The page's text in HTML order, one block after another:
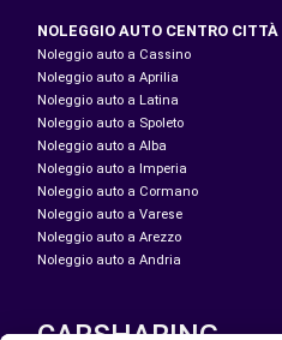
NOLEGGIO AUTO CENTRO CITTÀ
Noleggio auto a Cassino
Noleggio auto a Aprilia
Noleggio auto a Latina
Noleggio auto a Spoleto
Noleggio auto a Alba
Noleggio auto a Imperia
Noleggio auto a Cormano
Noleggio auto a Varese
Noleggio auto a Arezzo
Noleggio auto a Andria